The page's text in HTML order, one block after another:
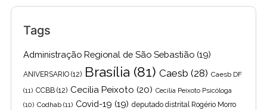
Tags
Administração Regional de São Sebastião (19)
ANIVERSARIO (12) Brasília (81) Caesb (28) Caesb DF
(11) CCBB (12) Cecilia Peixoto (20) Cecília Peixoto Psicóloga
(10) Codhab (11) Covid-19 (19) deputado distrital Rogério Morro